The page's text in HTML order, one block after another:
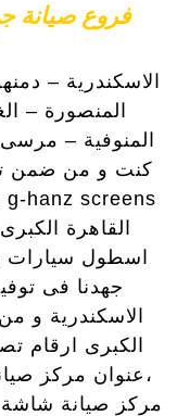
فروع صيانة
الاسكندرية –
المنصورة –
المنوفية –
كنت و من ضمن
القاهرة
اسطول سيارات
جهدنا فى
الاسكندرية و
الكبرى ارقام
،عنوان مركز